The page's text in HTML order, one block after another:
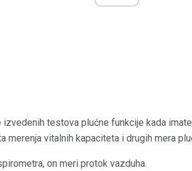
izvedenih testova plućne funkcije kada
merenja vitalnih kapaciteta i drugih mera
on meri protok vazduha.